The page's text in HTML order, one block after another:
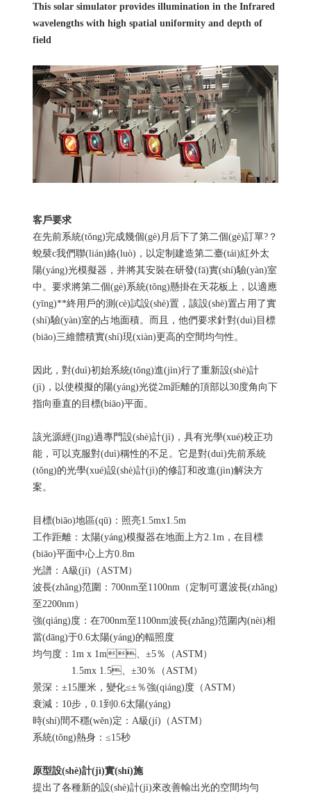
This solar simulator provides illumination in the Infrared
wavelengths with high spatial uniformity and depth of
field
客戶要求
在先前系統(tǒng)完成幾個(gè)月后下了第二個(gè)訂單?？
蛻襞c我們聯(lián)絡(luò)，以定制建造第二臺(tái)紅外太
陽(yáng)光模擬器，并將其安裝在研發(fā)實(shí)驗(yàn)室
中。要求將第二個(gè)系統(tǒng)懸掛在天花板上，以適應
(yīng)**終用戶的測(cè)試設(shè)置，該設(shè)置占用了實
(shí)驗(yàn)室的占地面積。而且，他們要求針對(duì)目標
(biāo)三維體積實(shí)現(xiàn)更高的空間均勻性。
因此，對(duì)初始系統(tǒng)進(jìn)行了重新設(shè)計
(jì)，以使模擬的陽(yáng)光從2m距離的頂部以30度角向下
指向垂直的目標(biāo)平面。
該光源經(jīng)過專門設(shè)計(jì)，具有光學(xué)校正功
能，可以克服對(duì)稱性的不足。它是對(duì)先前系統
(tǒng)的光學(xué)設(shè)計(jì)的修訂和改進(jìn)解決方
案。
目標(biāo)地區(qū)：照亮1.5mx1.5m
工作距離：太陽(yáng)模擬器在地面上方2.1m，在目標
(biāo)平面中心上方0.8m
光譜：A級(jí)（ASTM）
波長(zhǎng)范圍：700nm至1100nm（定制可選波長(zhǎng)
至2200nm）
強(qiáng)度：在700nm至1100nm波長(zhǎng)范圍內(nèi)相
當(dāng)于0.6太陽(yáng)的輻照度
均勻度：1m x 1m、±5％（ASTM）
1.5mx 1.5、±30％（ASTM）
景深：±15厘米，變化≤±％強(qiáng)度（ASTM）
衰減：10步，0.1到0.6太陽(yáng)
時(shí)間不穩(wěn)定：A級(jí)（ASTM）
系統(tǒng)熱身：≤15秒
原型設(shè)計(jì)實(shí)施
提出了各種新的設(shè)計(jì)來改善輸出光的空間均勻